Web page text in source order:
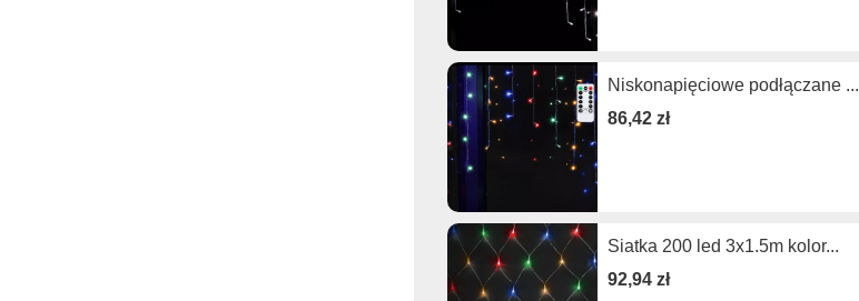
Niskonapięciowe podłączane ...
86,42 zł
Siatka 200 led 3x1.5m kolor...
92,94 zł